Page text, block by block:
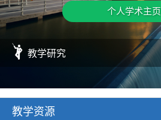
个人学术主页
教学研究
教学资源